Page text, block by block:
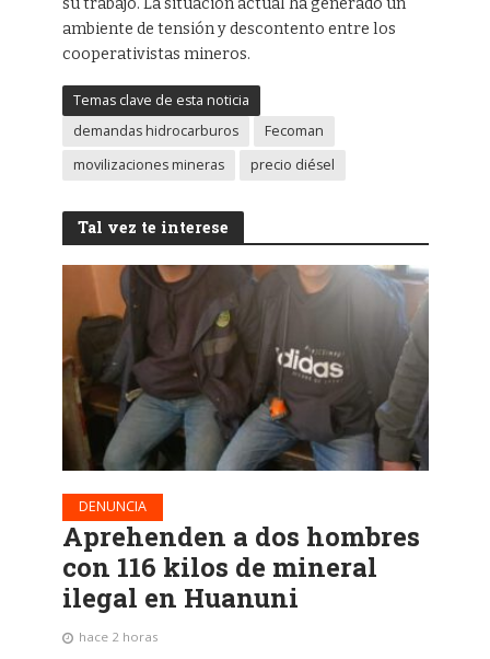
ambiente de tensión y descontento entre los
cooperativistas mineros.
Temas clave de esta noticia
demandas hidrocarburos
Fecoman
movilizaciones mineras
precio diésel
Tal vez te interese
DENUNCIA
Aprehenden a dos hombres
con 116 kilos de mineral
ilegal en Huanuni
hace 2 horas